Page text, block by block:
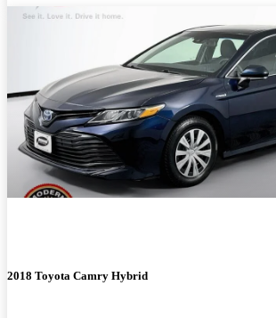
2018 Toyota Camry Hybrid